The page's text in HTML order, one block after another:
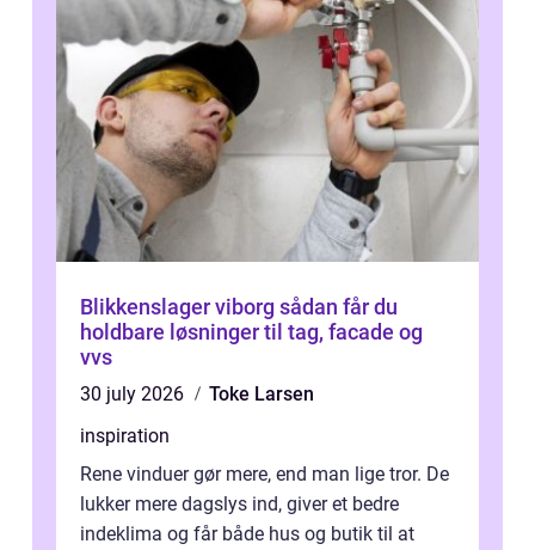
Blikkenslager viborg sådan får du
holdbare løsninger til tag, facade og
vvs
30 july 2026
Toke Larsen
inspiration
Rene vinduer gør mere, end man lige tror. De
lukker mere dagslys ind, giver et bedre
indeklima og får både hus og butik til at